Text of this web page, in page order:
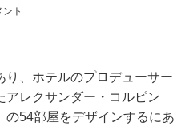
ト
、ホテルのプロデューサー
アレクサンダー・コルピン
の54部屋をデザインするにあ